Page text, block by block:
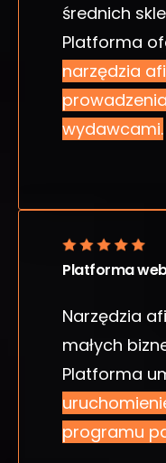
średnich
Platforma
narzędzia
wydawcami.
Platforma
Narzędzia
małych
Platforma
programu